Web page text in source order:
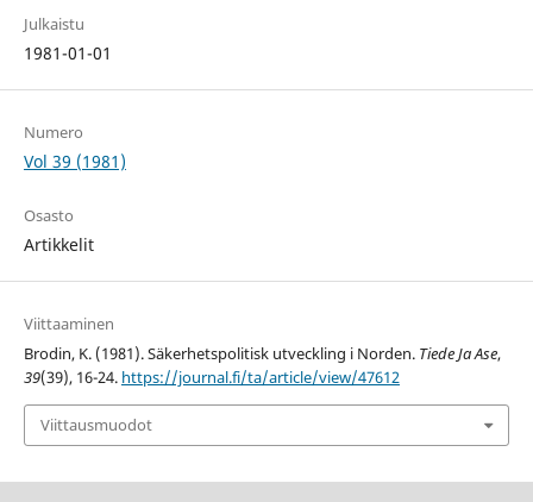
Julkaistu
1981-01-01
Numero
Vol 39 (1981)
Osasto
Artikkelit
Viittaaminen
Brodin, K. (1981). Säkerhetspolitisk utveckling i Norden. Tiede Ja Ase,
39(39), 16-24. https://journal.fi/ta/article/view/47612
Viittausmuodot